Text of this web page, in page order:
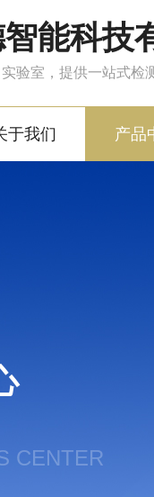
能科技
验室，提供一站式检
于我们 产品
CENTER